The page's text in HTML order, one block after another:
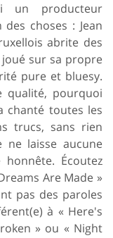
un producteur
choses : Jean
abrite des
sur sa propre
pure et bluesy.
qualité, pourquoi
chanté toutes les
trucs, sans rien
laisse aucune
Écoutez
Are Made »
pas des paroles
à « Here's
» ou « Night